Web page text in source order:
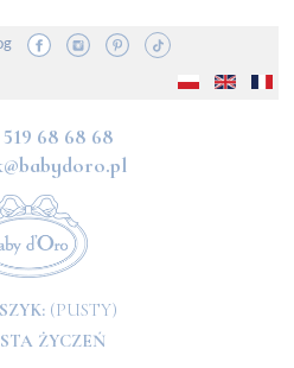
68 68 68
(PUSTY)
ŻYCZEŃ